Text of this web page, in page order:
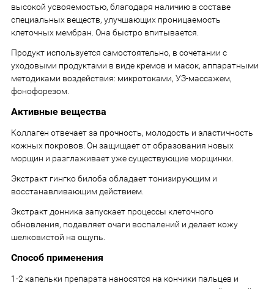
высокой усвояемостью, благодаря наличию в составе
специальных веществ, улучшающих проницаемость
клеточных мембран. Она быстро впитывается.
Продукт используется самостоятельно, в сочетании с
уходовыми продуктами в виде кремов и масок, аппаратными
методиками воздействия: микротоками, УЗ-массажем,
фонофорезом.
Активные вещества
Коллаген отвечает за прочность, молодость и эластичность
кожных покровов. Он защищает от образования новых
морщин и разглаживает уже существующие морщинки.
Экстракт гингко билоба обладает тонизирующим и
восстанавливающим действием.
Экстракт донника запускает процессы клеточного
обновления, подавляет очаги воспалений и делает кожу
шелковистой на ощупь.
Способ применения
1-2 капельки препарата наносятся на кончики пальцев и